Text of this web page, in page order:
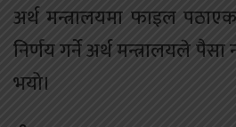
अर्थ मन्त्रालयमा फाइल
निर्णय गर्ने अर्थ मन्त्रालयले
भयो।